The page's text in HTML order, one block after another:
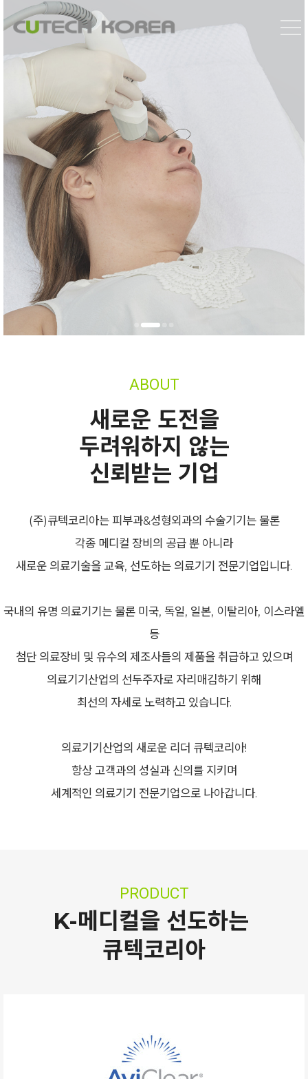
ABOUT
새로운 도전을
두려워하지 않는
신뢰받는 기업
(주)큐텍코리아는 피부과&성형외과의 수술기기는 물론
각종 메디컬 장비의 공급 뿐 아니라
새로운 의료기술을 교육, 선도하는 의료기기 전문기업입니다.
국내의 유명 의료기기는 물론 미국, 독일, 일본, 이탈리아, 이스라엘
등
첨단 의료장비 및 유수의 제조사들의 제품을 취급하고 있으며
의료기기산업의 선두주자로 자리매김하기 위해
최선의 자세로 노력하고 있습니다.
의료기기산업의 새로운 리더 큐텍코리아!
항상 고객과의 성실과 신의를 지키며
세계적인 의료기기 전문기업으로 나아갑니다.
PRODUCT
K-메디컬을 선도하는
큐텍코리아